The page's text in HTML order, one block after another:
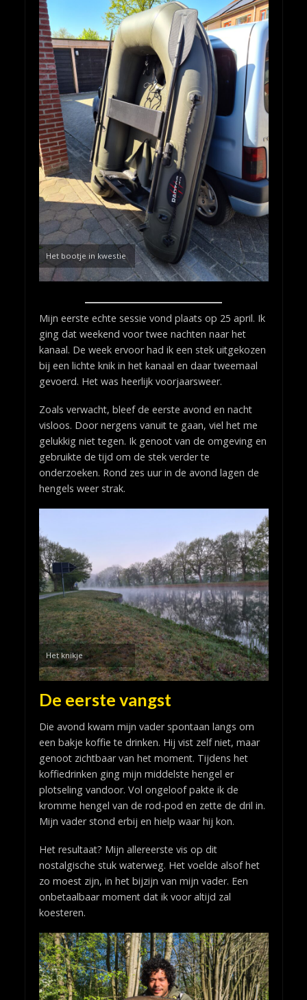
Het bootje in kwestie
Mijn eerste echte sessie vond plaats op 25 april. Ik
ging dat weekend voor twee nachten naar het
kanaal. De week ervoor had ik een stek uitgekozen
bij een lichte knik in het kanaal en daar tweemaal
gevoerd. Het was heerlijk voorjaarsweer.
Zoals verwacht, bleef de eerste avond en nacht
visloos. Door nergens vanuit te gaan, viel het me
gelukkig niet tegen. Ik genoot van de omgeving en
gebruikte de tijd om de stek verder te
onderzoeken. Rond zes uur in de avond lagen de
hengels weer strak.
Het knikje
De eerste vangst
Die avond kwam mijn vader spontaan langs om
een bakje koffie te drinken. Hij vist zelf niet, maar
genoot zichtbaar van het moment. Tijdens het
koffiedrinken ging mijn middelste hengel er
plotseling vandoor. Vol ongeloof pakte ik de
kromme hengel van de rod-pod en zette de dril in.
Mijn vader stond erbij en hielp waar hij kon.
Het resultaat? Mijn allereerste vis op dit
nostalgische stuk waterweg. Het voelde alsof het
zo moest zijn, in het bijzijn van mijn vader. Een
onbetaalbaar moment dat ik voor altijd zal
koesteren.